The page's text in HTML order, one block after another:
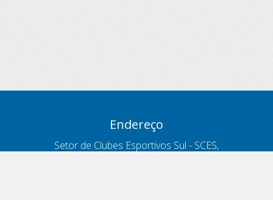
Endereço
Setor de Clubes Esportivos Sul - SCES,